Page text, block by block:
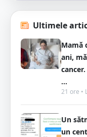
Ultimele
Mamă
ani,
...
21 ore •
Un
un